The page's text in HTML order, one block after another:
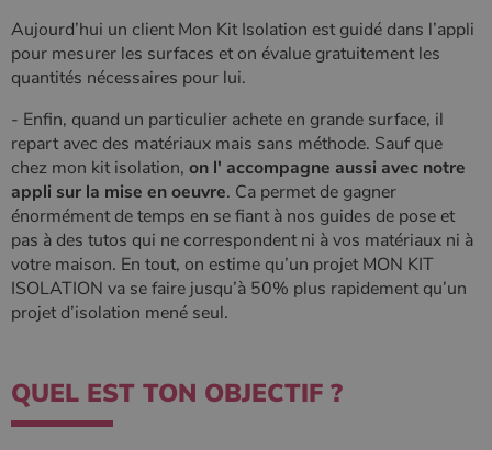
Aujourd’hui un client Mon Kit Isolation est guidé dans l’appli
pour mesurer les surfaces et on évalue gratuitement les
quantités nécessaires pour lui.
- Enfin, quand un particulier achete en grande surface, il
repart avec des matériaux mais sans méthode. Sauf que
chez mon kit isolation, on l' accompagne aussi avec notre
appli sur la mise en oeuvre. Ca permet de gagner
énormément de temps en se fiant à nos guides de pose et
pas à des tutos qui ne correspondent ni à vos matériaux ni à
votre maison. En tout, on estime qu’un projet MON KIT
ISOLATION va se faire jusqu’à 50% plus rapidement qu’un
projet d’isolation mené seul.
QUEL EST TON OBJECTIF ?